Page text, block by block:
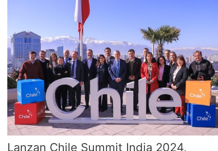
Lanzan Chile Summit India 2024,
2024,
evento
de
promoción
del
país
en
el
mercado
asiático